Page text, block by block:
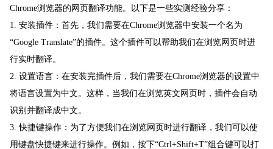
Chrome浏览器的网页翻译功能。以下是一些实测经验分享：
1. 安装插件：首先，我们需要在Chrome浏览器中安装一个名为
“Google Translate”的插件。这个插件可以帮助我们在浏览网页时进
行实时翻译。
2. 设置语言：在安装完插件后，我们需要在Chrome浏览器的设置中
将语言设置为中文。这样，当我们在浏览英文网页时，插件会自动
识别并翻译成中文。
3. 快捷键操作：为了方便我们在浏览网页时进行翻译，我们可以使
用键盘快捷键来进行操作。例如，按下“Ctrl+Shift+T”组合键可以打